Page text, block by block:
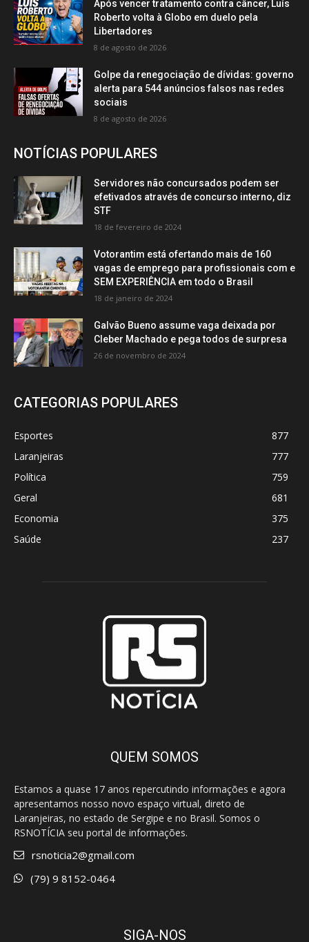
Após vencer tratamento contra câncer, Luís
Roberto volta à Globo em duelo pela
Libertadores
8 de agosto de 2026
Golpe da renegociação de dívidas: governo
alerta para 544 anúncios falsos nas redes
sociais
8 de agosto de 2026
NOTÍCIAS POPULARES
Servidores não concursados podem ser
efetivados através de concurso interno, diz
STF
18 de fevereiro de 2024
Votorantim está ofertando mais de 160
vagas de emprego para profissionais com e
SEM EXPERIÊNCIA em todo o Brasil
18 de janeiro de 2024
Galvão Bueno assume vaga deixada por
Cleber Machado e pega todos de surpresa
26 de novembro de 2024
CATEGORIAS POPULARES
Esportes
877
Laranjeiras
777
Política
759
Geral
681
Economia
375
Saúde
237
QUEM SOMOS
Estamos a quase 17 anos repercutindo informações e agora
apresentamos nosso novo espaço virtual, direto de
Laranjeiras, no estado de Sergipe e no Brasil. Somos o
RSNOTÍCIA seu portal de informações.
rsnoticia2@gmail.com
(79) 9 8152-0464
SIGA-NOS